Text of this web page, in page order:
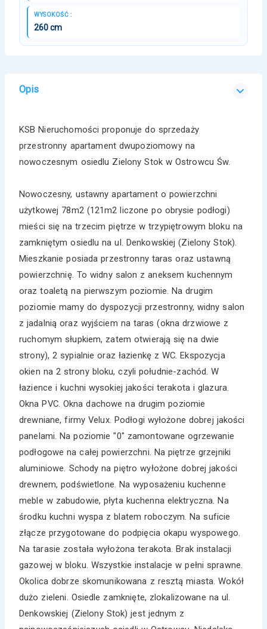
WYSOKOŚĆ :
260 cm
Opis
KSB Nieruchomości proponuje do sprzedaży
przestronny apartament dwupoziomowy na
nowoczesnym osiedlu Zielony Stok w Ostrowcu Św.
Nowoczesny, ustawny apartament o powierzchni
użytkowej 78m2 (121m2 liczone po obrysie podłogi)
mieści się na trzecim piętrze w trzypiętrowym bloku na
zamkniętym osiedlu na ul. Denkowskiej (Zielony Stok).
Mieszkanie posiada przestronny taras oraz ustawną
powierzchnię. To widny salon z aneksem kuchennym
oraz toaletą na pierwszym poziomie. Na drugim
poziomie mamy do dyspozycji przestronny, widny salon
z jadalnią oraz wyjściem na taras (okna drzwiowe z
ruchomym słupkiem, zatem otwierają się na dwie
strony), 2 sypialnie oraz łazienkę z WC. Ekspozycja
okien na 2 strony bloku, czyli południe-zachód. W
łazience i kuchni wysokiej jakości terakota i glazura.
Okna PVC. Okna dachowe na drugim poziomie
drewniane, firmy Velux. Podłogi wyłożone dobrej jakości
panelami. Na poziomie "0" zamontowane ogrzewanie
podłogowe na całej powierzchni. Na piętrze grzejniki
aluminiowe. Schody na piętro wyłożone dobrej jakości
drewnem, podświetlone. Na wyposażeniu kuchenne
meble w zabudowie, płyta kuchenna elektryczna. Na
środku kuchni wyspa z blatem roboczym. Na suficie
złącze przygotowane do podpięcia okapu wyspowego.
Na tarasie została wyłożona terakota. Brak instalacji
gazowej w bloku. Wszystkie instalacje w pełni sprawne.
Okolica dobrze skomunikowana z resztą miasta. Wokół
dużo zieleni. Osiedle zamknięte, zlokalizowane na ul.
Denkowskiej (Zielony Stok) jest jednym z